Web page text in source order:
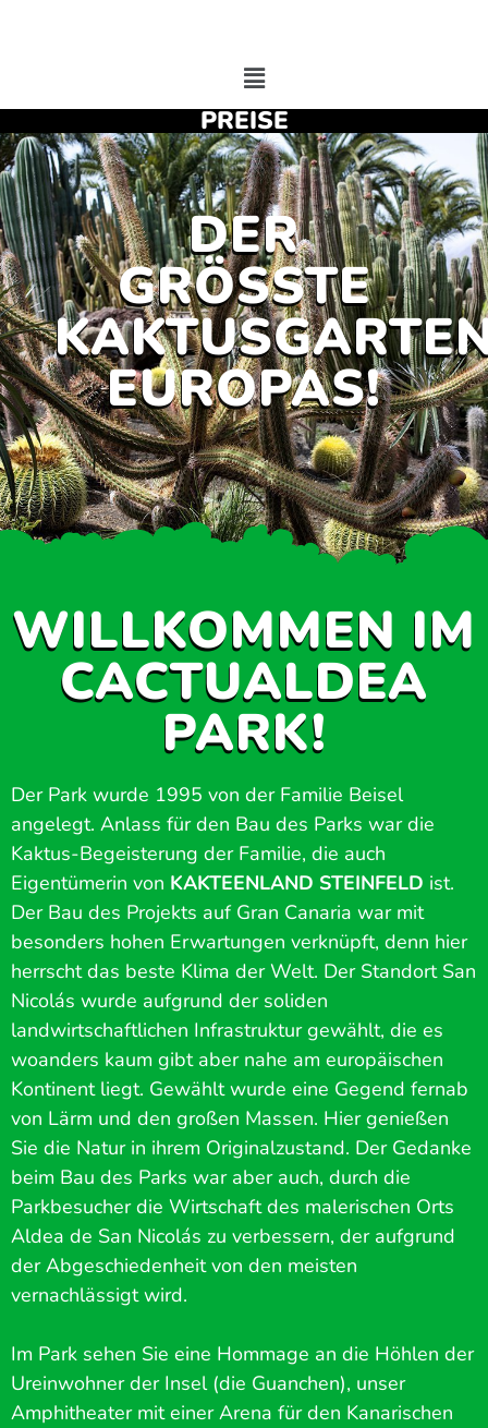
PREISE
DER
GRÖSSTE
EUROPAS!
WILLKOMMEN IM
CACTUALDEA
PARK!
Der Park wurde 1995 von der Familie Beisel
angelegt. Anlass für den Bau des Parks war die
Kaktus-Begeisterung der Familie, die auch
Eigentümerin von KAKTEENLAND STEINFELD ist.
Der Bau des Projekts auf Gran Canaria war mit
besonders hohen Erwartungen verknüpft, denn hier
herrscht das beste Klima der Welt. Der Standort San
Nicolás wurde aufgrund der soliden
landwirtschaftlichen Infrastruktur gewählt, die es
woanders kaum gibt aber nahe am europäischen
Kontinent liegt. Gewählt wurde eine Gegend fernab
von Lärm und den großen Massen. Hier genießen
Sie die Natur in ihrem Originalzustand. Der Gedanke
beim Bau des Parks war aber auch, durch die
Parkbesucher die Wirtschaft des malerischen Orts
Aldea de San Nicolás zu verbessern, der aufgrund
der Abgeschiedenheit von den meisten
vernachlässigt wird.
Im Park sehen Sie eine Hommage an die Höhlen der
Ureinwohner der Insel (die Guanchen), unser
Amphitheater mit einer Arena für den Kanarischen